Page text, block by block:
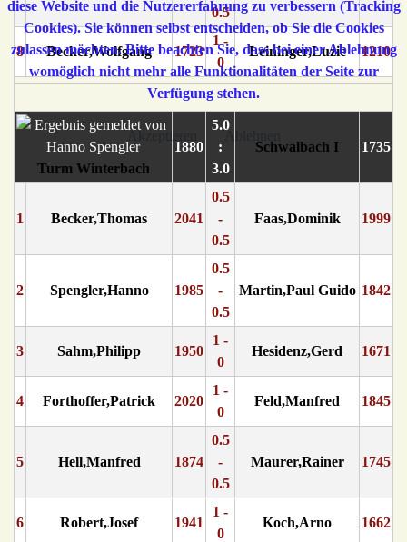
0.5
8 Becker,Wolfgang 1723
1 -
0
Leininger,Luzie 1210
Turm Winterbach
1880
5.0
:
3.0
Schwalbach I 1735
1 Becker,Thomas 2041
0.5
-
0.5
Faas,Dominik 1999
2 Spengler,Hanno 1985
0.5
-
0.5
Martin,Paul Guido 1842
3 Sahm,Philipp 1950
1 -
0
Hesidenz,Gerd 1671
4 Forthoffer,Patrick 2020
1 -
0
Feld,Manfred 1845
5 Hell,Manfred 1874
0.5
-
0.5
Maurer,Rainer 1745
6 Robert,Josef 1941
1 -
0
Koch,Arno 1662
diese Website und die Nutzererfahrung zu verbessern (Tracking
Cookies). Sie können selbst entscheiden, ob Sie die Cookies
zulassen möchten. Bitte beachten Sie, dass bei einer Ablehnung
womöglich nicht mehr alle Funktionalitäten der Seite zur
Verfügung stehen.